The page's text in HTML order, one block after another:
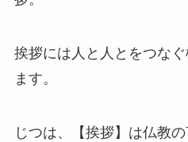
挨拶には人と人とをつな
ます。
じつは、【挨拶】は仏教